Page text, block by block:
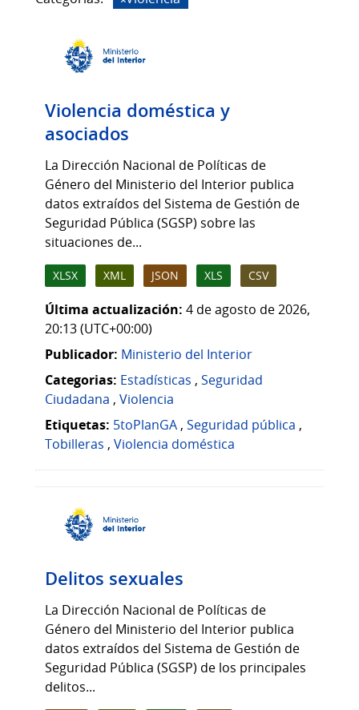
Violencia doméstica y
asociados
La Dirección Nacional de Políticas de
Género del Ministerio del Interior publica
datos extraídos del Sistema de Gestión de
Seguridad Pública (SGSP) sobre las
situaciones de...
XLSX XML JSON XLS CSV
Última actualización: 4 de agosto de 2026,
20:13 (UTC+00:00)
Publicador: Ministerio del Interior
Categorias: Estadísticas , Seguridad
Ciudadana , Violencia
Etiquetas: 5toPlanGA , Seguridad pública ,
Tobilleras , Violencia doméstica
Delitos sexuales
La Dirección Nacional de Políticas de
Género del Ministerio del Interior publica
datos extraídos del Sistema de Gestión de
Seguridad Pública (SGSP) de los principales
delitos...